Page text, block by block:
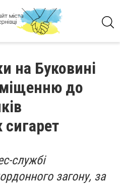
на Буковині
до
службі
загону, за